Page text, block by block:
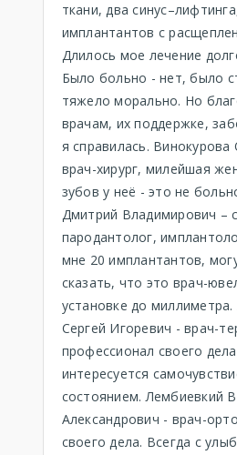
ткани, два
имплантантов с
Длилось мое лечение
Было больно - нет, было
тяжело морально. Но
врачам, их поддержке,
я справилась.
врач-хирург, милейшая
зубов у неё - это не
Дмитрий Владимирович –
пародантолог,
мне 20 имплантантов,
сказать, что это врач-
установке до
Сергей Игоревич - врач-
профессионал своего
интересуется
состоянием. Лембиевкий
Александрович - врач-
своего дела. Всегда с